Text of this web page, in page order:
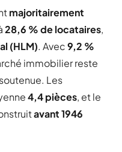
majoritairement
28,6 % de locataires,
(HLM). Avec9,2 %
immobilier reste
Les
4,4 pièces, et le
avant 1946